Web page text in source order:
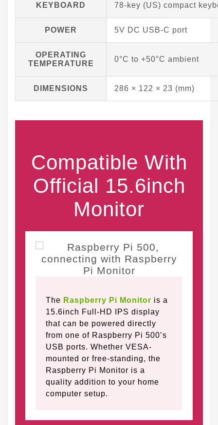
KEYBOARD 78-key (US) compact
POWER 5V DC USB-C port
OPERATING
TEMPERATURE
0°C to +50°C ambient
DIMENSIONS 286 × 122 × 23 (mm)
Compatible With
Official 15.6inch
Monitor
The Raspberry Pi Monitor is a
15.6inch Full-HD IPS display
that can be powered directly
from one of Raspberry Pi 500’s
USB ports. Whether VESA-
mounted or free-standing, the
Raspberry Pi Monitor is a
quality addition to your home
computer setup.